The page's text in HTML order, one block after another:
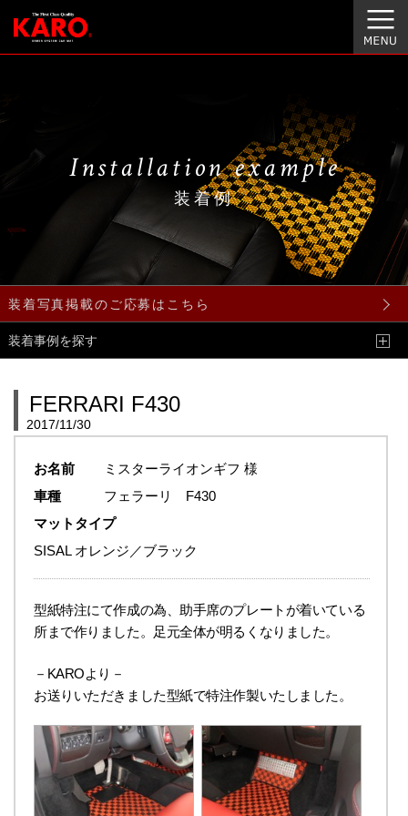
Installation example
装着例
装着写真掲載のご応募はこちら
装着事例を探す
FERRARI F430
2017/11/30
お名前
ミスターライオンギフ 様
車種
フェラーリ F430
マットタイプ
SISAL オレンジ／ブラック
型紙特注にて作成の為、助手席のプレートが着いている
所まで作りました。足元全体が明るくなりました。
－KAROより－
お送りいただきました型紙で特注作製いたしました。